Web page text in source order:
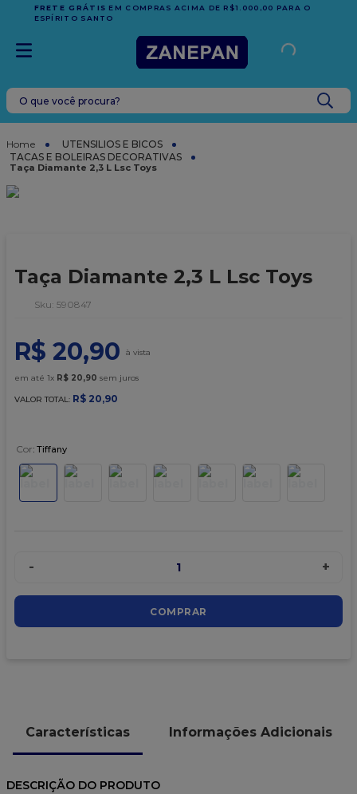
FRETE GRÁTIS EM COMPRAS ACIMA DE R$1.000,00 PARA O
ESPÍRITO SANTO
O que você procura?
UTENSILIOS E BICOS
TACAS E BOLEIRAS DECORATIVAS
Taça Diamante 2,3 L Lsc Toys
Taça Diamante 2,3 L Lsc Toys
: 590847
R$ 20,90
em até 1x R$ 20,90 sem juros
VALOR TOTAL: R$ 20,90
Cor: Tiffany
- 1 +
COMPRAR
Características Informações Adicionais
DESCRIÇÃO DO PRODUTO
TERMOS MAIS BUSCADOS
leite condensado
2º
top harald
6º
sacola
vabene
9º
granulado